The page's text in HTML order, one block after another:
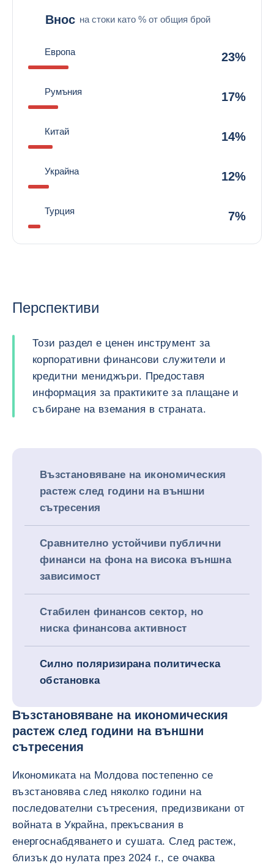
Внос на стоки като % от общия брой
Европа 23%
Румъния 17%
Китай 14%
Украйна 12%
Турция 7%
Перспективи
Този раздел е ценен инструмент за
корпоративни финансови служители и
кредитни мениджъри. Предоставя
информация за практиките за плащане и
събиране на вземания в страната.
Възстановяване на икономическия
растеж след години на външни
сътресения
Сравнително устойчиви публични
финанси на фона на висока външна
зависимост
Стабилен финансов сектор, но
ниска финансова активност
Силно поляризирана политическа
обстановка
Възстановяване на икономическия
растеж след години на външни
сътресения
Икономиката на Молдова постепенно се
възстановява след няколко години на
последователни сътресения, предизвикани от
войната в Украйна, прекъсвания в
енергоснабдяването и сушата. След растеж,
близък до нулата през 2024 г., се очаква